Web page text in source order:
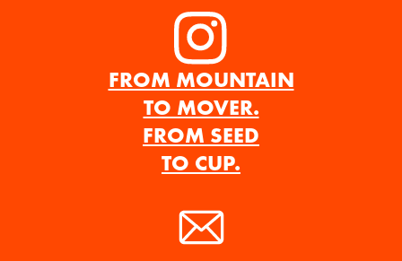
Instagram
FROM MOUNTAIN
TO MOVER.
FROM SEED
TO CUP.